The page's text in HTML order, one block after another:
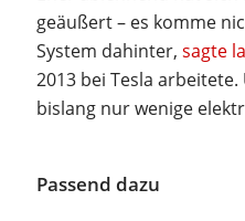
geäußert – es komme
System dahinter, sagte
2013 bei Tesla
bislang nur wenige
Passend dazu